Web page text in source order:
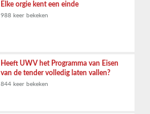
Elke orgie kent een einde
988 keer bekeken
Heeft UWV het Programma van Eisen
van de tender volledig laten vallen?
844 keer bekeken